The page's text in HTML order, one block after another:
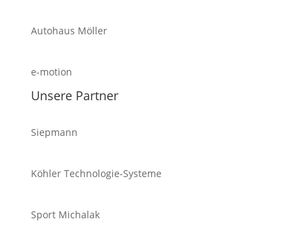
Autohaus Möller
e-motion
Unsere Partner
Siepmann
Köhler Technologie-Systeme
Sport Michalak